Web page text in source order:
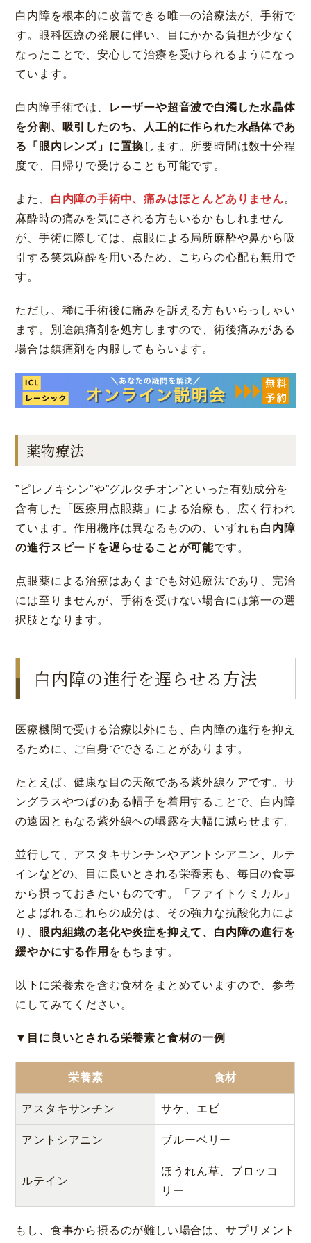
白内障を根本的に改善できる唯一の治療法が、手術で
す。眼科医療の発展に伴い、目にかかる負担が少なく
なったことで、安心して治療を受けられるようになっ
ています。
白内障手術では、
レーザーや超音波で白濁した水晶体
を分割、吸引したのち、人工的に作られた水晶体であ
る「眼内レンズ」に置換 します。所要時間は数十分程
度で、日帰りで受けることも可能です。
また、 白内障の手術中、痛みはほとんどありません。
麻酔時の痛みを気にされる方もいるかもしれません
が、手術に際しては、点眼による局所麻酔や鼻から吸
引する笑気麻酔を用いるため、こちらの心配も無用で
す。
ただし、稀に手術後に痛みを訴える方もいらっしゃい
ます。別途鎮痛剤を処方しますので、術後痛みがある
場合は鎮痛剤を内服してもらいます。
薬物療法
”ピレノキシン”や”グルタチオン”といった有効成分を
含有した「医療用点眼薬」による治療も、広く行われ
ています。作用機序は異なるものの、いずれも 白内障
の進行スピードを遅らせることが可能です。
点眼薬による治療はあくまでも対処療法であり、完治
には至りませんが、手術を受けない場合には第一の選
択肢となります。
白内障の進行を遅らせる方法
医療機関で受ける治療以外にも、白内障の進行を抑え
るために、ご自身でできることがあります。
たとえば、健康な目の天敵である紫外線ケアです。サ
ングラスやつばのある帽子を着用することで、白内障
の遠因ともなる紫外線への曝露を大幅に減らせます。
並行して、アスタキサンチンやアントシアニン、ルテ
インなどの、目に良いとされる栄養素も、毎日の食事
から摂っておきたいものです。「ファイトケミカル」
とよばれるこれらの成分は、その強力な抗酸化力によ
り、
眼内組織の老化や炎症を抑えて、白内障の進行を
緩やかにする作用 をもちます。
以下に栄養素を含む食材をまとめていますので、参考
にしてみてください。
▼目に良いとされる栄養素と食材の一例
栄養素 食材
アスタキサンチン サケ、エビ
アントシアニン ブルーベリー
ルテイン
ほうれん草、ブロッコ
リー
もし、食事から摂るのが難しい場合は、サプリメント